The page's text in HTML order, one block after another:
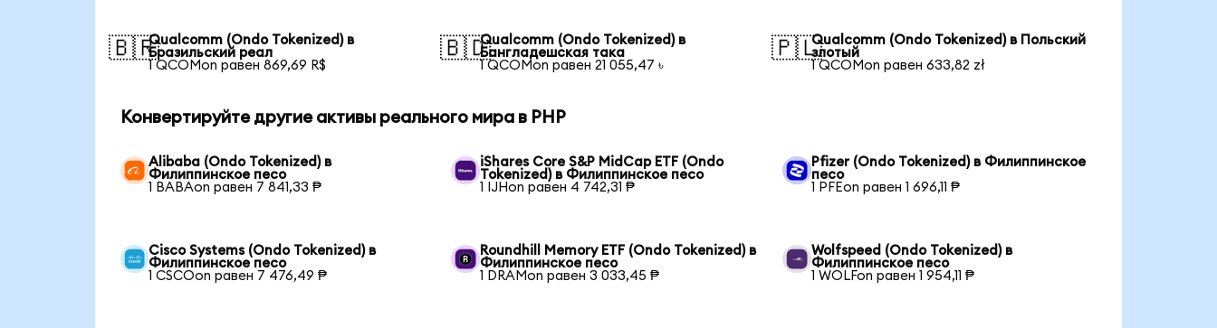
🇧🇷Qualcomm (Ondo Tokenized) в
Бразильский реал
1 QCOMon равен 869,69 R$
🇧🇩Qualcomm (Ondo Tokenized) в
Бангладешская така
1 QCOMon равен 21 055,47 ৳
🇵🇱Qualcomm (Ondo Tokenized) в Польский
злотый
1 QCOMon равен 633,82 zł
Конвертируйте другие активы реального мира в PHP
Alibaba (Ondo Tokenized) в
Филиппинское песо
1 BABAon равен 7 841,33 ₱
iShares Core S&P MidCap ETF (Ondo
Tokenized) в Филиппинское песо
1 IJHon равен 4 742,31 ₱
Pfizer (Ondo Tokenized) в Филиппинское
песо
1 PFEon равен 1 696,11 ₱
Cisco Systems (Ondo Tokenized) в
Филиппинское песо
1 CSCOon равен 7 476,49 ₱
Roundhill Memory ETF (Ondo Tokenized) в
Филиппинское песо
1 DRAMon равен 3 033,45 ₱
Wolfspeed (Ondo Tokenized) в
Филиппинское песо
1 WOLFon равен 1 954,11 ₱